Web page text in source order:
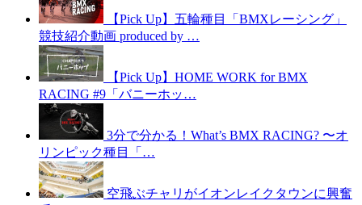
【Pick Up】五輪種目「BMXレーシング」
競技紹介動画 produced by …
【Pick Up】HOME WORK for BMX
RACING #9「バニーホッ…
3分で分かる！What’s BMX RACING? 〜オ
リンピック種目「…
空飛ぶチャリがイオンレイクタウンに興奮